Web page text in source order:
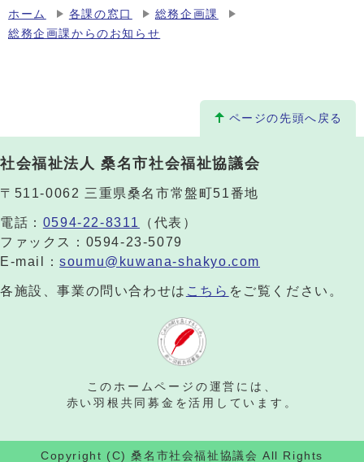
ホーム 各課の窓口
総務企画課
総務企画課からのお知らせ
ページの先頭へ戻る
社会福祉法人 桑名市社会福祉協議会
〒511-0062 三重県桑名市常盤町51番地
電話： 0594-22-8311
（代表）
ファックス：0594-23-5079
E-mail：soumu@kuwana-shakyo.com
各施設、事業の問い合わせは こちら をご覧ください。
このホームページの運営には、
赤い羽根共同募金を活用しています。
Copyright (C) 桑名市社会福祉協議会 All Rights